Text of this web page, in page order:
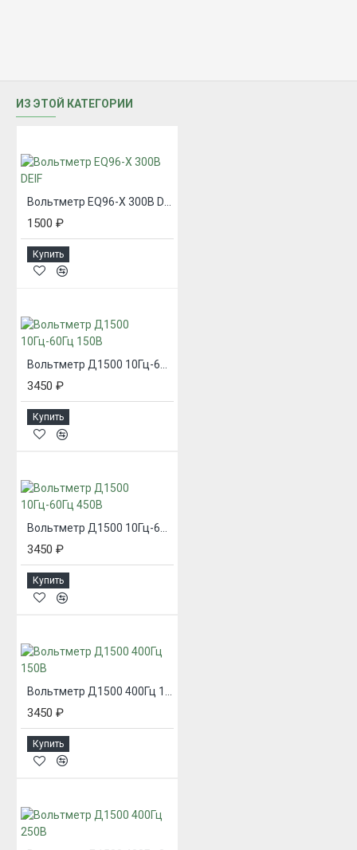
ИЗ ЭТОЙ КАТЕГОРИИ
1500 ₽
Купить
Вольтметр Д1500 10Гц-60Гц 150В
3450 ₽
Купить
Вольтметр Д1500 10Гц-60Гц 450В
3450 ₽
Купить
3450 ₽
Купить